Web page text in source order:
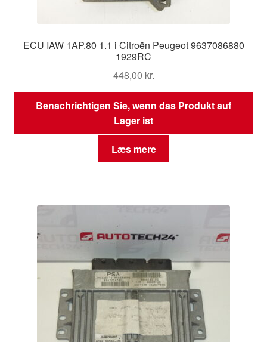
ECU IAW 1AP.80 1.1 i Citroën Peugeot 9637086880
1929RC
448,00 kr.
Benachrichtigen Sie, wenn das Produkt auf
Lager ist
Læs mere